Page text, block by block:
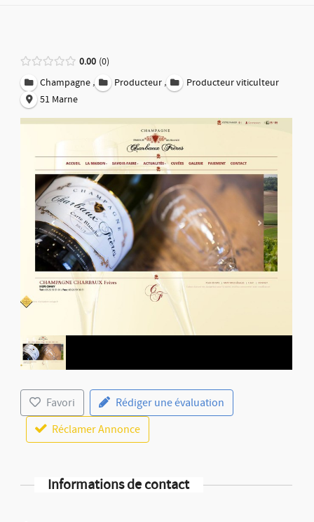
0.00 0
Champagne , Producteur ,
Producteur viticulteur
51 Marne
Favori
Rédiger une évaluation
Réclamer Annonce
Informations de contact